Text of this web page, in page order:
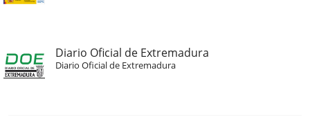
Diario Oficial de Extremadura
Diario Oficial de Extremadura